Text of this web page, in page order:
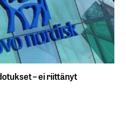
– ei riittänyt